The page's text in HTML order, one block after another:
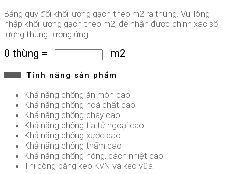
Bảng quy đổi khối lượng gạch theo m2 ra thùng. Vui lòng
nhập khối lượng gạch theo m2, để nhận được chính xác số
lượng thùng tương ứng.
0 thùng = m2
Tính năng sản phẩm
Khả năng chống ăn mòn cao
Khả năng chống hoá chất cao
Khả năng chống cháy cao
Khả năng chống tia tử ngoại cao
Khả năng chống xước cao
Khả năng chống thấm cao
Khả năng chống nóng, cách nhiệt cao
Thi công bằng keo KVN và keo vữa